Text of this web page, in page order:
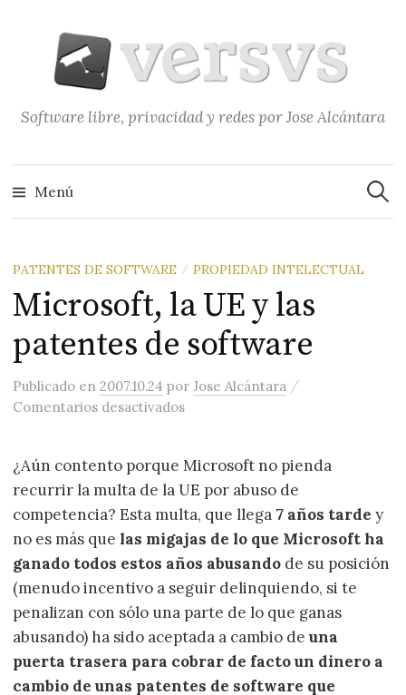
contenido
Software libre, privacidad y redes por Jose Alcántara
Menú
PATENTES DE SOFTWARE / PROPIEDAD INTELECTUAL
Microsoft, la UE y las
patentes de software
Publicado en2007.10.24 porJose Alcántara /
Comentarios desactivadosen Microsoft, la UE y las
¿Aún contento porque Microsoft no pienda
recurrir la multa de la UE por abuso de
competencia? Esta multa, que llega 7 años tarde y
no es más que las migajas de lo que Microsoft ha
ganado todos estos años abusando de su posición
(menudo incentivo a seguir delinquiendo, si te
penalizan con sólo una parte de lo que ganas
abusando) ha sido aceptada a cambio deuna
puerta trasera para cobrar de facto un dinero a
cambio de unas patentes de software que